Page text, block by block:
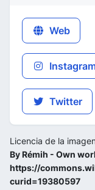
Web
Twitter
Licencia de la
By Rémih - Own
https://
curid=19380597